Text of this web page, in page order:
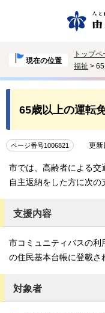
現在の位置
トップペ
福祉 >
65歳以上の運転
ページ番号1006821 更新
市では、高齢者による交
自主返納をした方に次の
支援内容
市コミュニティバスの利
の住民基本台帳に登載さ
対象者